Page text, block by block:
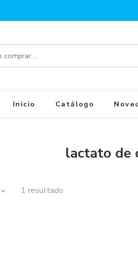
Inicio Catálogo
lactato de
1 resultado